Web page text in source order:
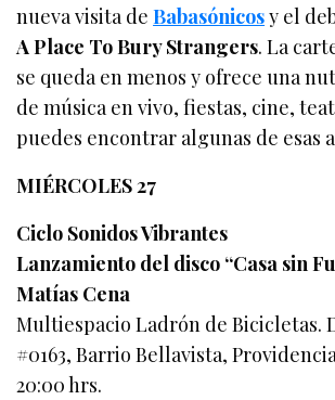
nueva visita deBabasónicosy el
A Place To Bury Strangers. La
se queda en menos y ofrece una
de música en vivo, fiestas, cine,
puedes encontrar algunas de esas
MIÉRCOLES 27
Ciclo Sonidos Vibrantes
Lanzamiento del disco “Casa sin
Matías Cena
Multiespacio Ladrón de Bicicletas.
#0163, Barrio Bellavista,
20:00 hrs.